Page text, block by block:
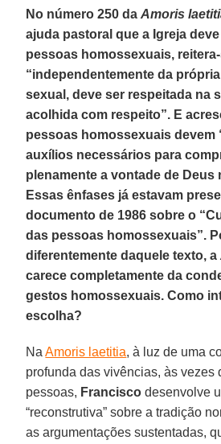
No número 250 daAmoris
ajuda pastoral que a Igreja
pessoas homossexuais,
“independentemente da
sexual, deve ser respeitada na
acolhida com respeito”. E
pessoas homossexuais devem
auxílios necessários para
plenamente a vontade de Deus
Essas ênfases já estavam
documento de 1986 sobre o
das pessoas homossexuais”.
diferentemente daquele texto, a
carece completamente da
gestos homossexuais. Como
escolha?
NaAmoris laetitia, à luz de uma
profunda das vivências, às vezes
pessoas, Francisco desenvolve
“reconstrutiva” sobre a tradição
as argumentações sustentadas,